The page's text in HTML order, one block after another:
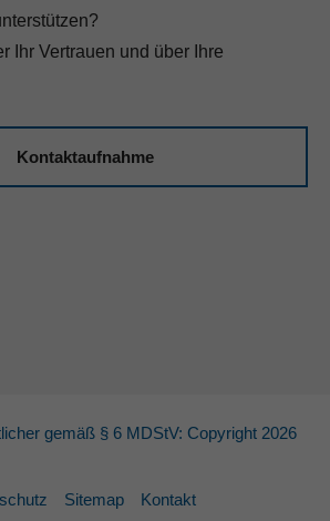
Ihr Vertrauen und über Ihre
Kontaktaufnahme
gemäß § 6 MDStV: Copyright 2026
Sitemap Kontakt